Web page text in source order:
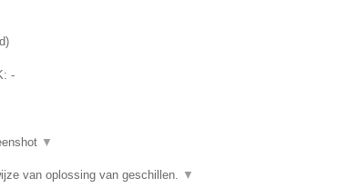
)
-
▼
van oplossing van geschillen. ▼